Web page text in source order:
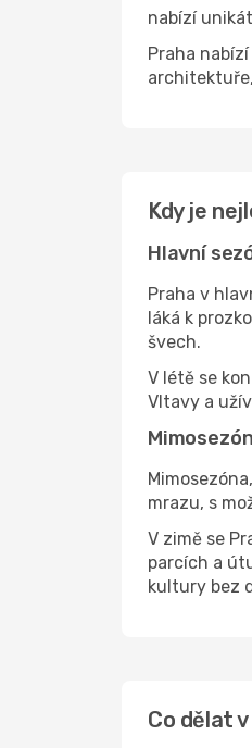
nabízí
Praha
Kdy je
Hlavní
Praha v
láká k
švech.
V létě se
Vltavy a
mrazu, s
V zimě se
parcích a
kultury bez
Co dělat